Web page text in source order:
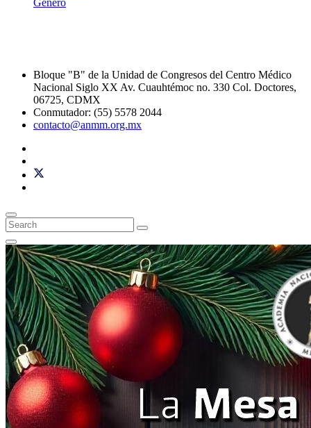
Bloque "B" de la Unidad de Congresos del Centro Médico
Nacional Siglo XX Av. Cuauhtémoc no. 330 Col. Doctores,
06725, CDMX
Conmutador: (55) 5578 2044
contacto@anmm.org.mx